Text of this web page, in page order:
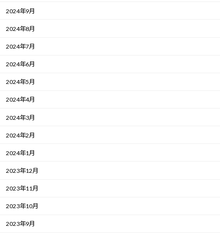
2024年9月
2024年8月
2024年7月
2024年6月
2024年5月
2024年4月
2024年3月
2024年2月
2024年1月
2023年12月
2023年11月
2023年10月
2023年9月